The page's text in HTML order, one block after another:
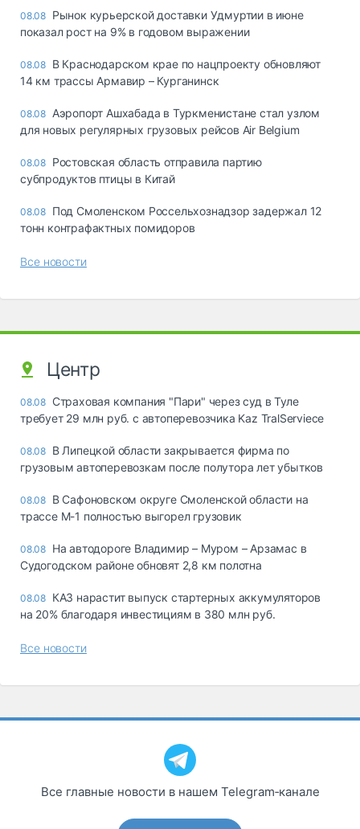
08.08 Рынок курьерской доставки Удмуртии в июне
показал рост на 9% в годовом выражении
08.08 В Краснодарском крае по нацпроекту обновляют
14 км трассы Армавир – Курганинск
08.08 Аэропорт Ашхабада в Туркменистане стал узлом
для новых регулярных грузовых рейсов Air Belgium
08.08 Ростовская область отправила партию
субпродуктов птицы в Китай
08.08 Под Смоленском Россельхознадзор задержал 12
тонн контрафактных помидоров
Все новости
Центр
08.08 Страховая компания "Пари" через суд в Туле
требует 29 млн руб. с автоперевозчика Kaz TralServiece
08.08 В Липецкой области закрывается фирма по
грузовым автоперевозкам после полутора лет убытков
08.08 В Сафоновском округе Смоленской области на
трассе М-1 полностью выгорел грузовик
08.08 На автодороге Владимир – Муром – Арзамас в
Судогодском районе обновят 2,8 км полотна
08.08 КАЗ нарастит выпуск стартерных аккумуляторов
на 20% благодаря инвестициям в 380 млн руб.
Все новости
Все главные новости в нашем Telegram‑канале